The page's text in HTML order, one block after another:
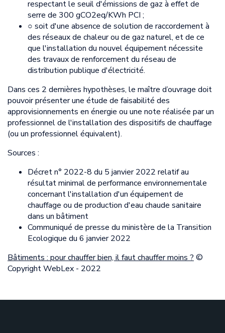
respectant le seuil d'émissions de gaz à effet de
serre de 300 gCO2eq/KWh PCI ;
○ soit d'une absence de solution de raccordement à
des réseaux de chaleur ou de gaz naturel, et de ce
que l'installation du nouvel équipement nécessite
des travaux de renforcement du réseau de
distribution publique d'électricité.
Dans ces 2 dernières hypothèses, le maître d’ouvrage doit
pouvoir présenter une étude de faisabilité des
approvisionnements en énergie ou une note réalisée par un
professionnel de l'installation des dispositifs de chauffage
(ou un professionnel équivalent).
Sources :
Décret n° 2022-8 du 5 janvier 2022 relatif au
résultat minimal de performance environnementale
concernant l'installation d'un équipement de
chauffage ou de production d'eau chaude sanitaire
dans un bâtiment
Communiqué de presse du ministère de la Transition
Ecologique du 6 janvier 2022
Bâtiments : pour chauffer bien, il faut chauffer moins ? ©
Copyright WebLex - 2022